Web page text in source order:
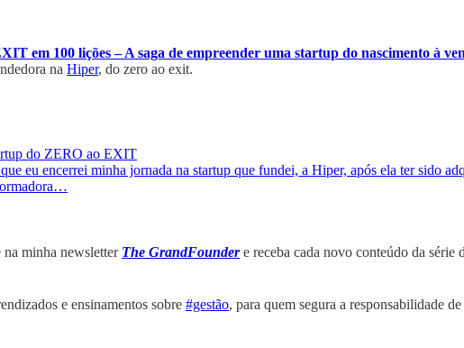
em 100 lições – A saga de empreender uma startup do nascimento à
na Hiper, do zero ao exit.
do ZERO ao EXIT
eu encerrei minha jornada na startup que fundei, a Hiper, após ela ter sido
na minha newsletter The GrandFoundere receba cada novo conteúdo da série
e ensinamentos sobre #gestão, para quem segura a responsabilidade